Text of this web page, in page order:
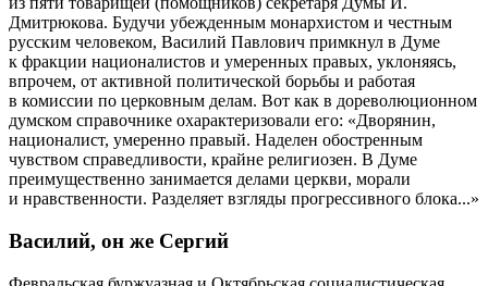
Дмитрюкова. Будучи убежденным монархистом и честным
русским человеком, Василий Павлович примкнул в Думе
к фракции националистов и умеренных правых, уклоняясь,
впрочем, от активной политической борьбы и работая
в комиссии по церковным делам. Вот как в дореволюционном
думском справочнике охарактеризовали его: «Дворянин,
националист, умеренно правый. Наделен обостренным
чувством справедливости, крайне религиозен. В Думе
преимущественно занимается делами церкви, морали
и нравственности. Разделяет взгляды прогрессивного блока...»
Василий, он же Сергий